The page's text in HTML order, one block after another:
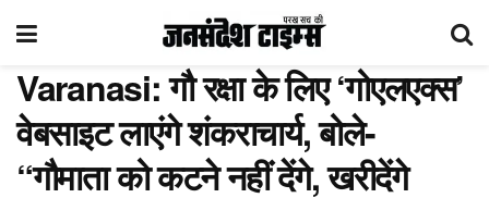
Varanasi: गौ रक्षा के लिए ‘गोएलएक्स’
वेबसाइट लाएंगे शंकराचार्य, बोले-
“गौमाता को कटने नहीं देंगे, खरीदेंगे